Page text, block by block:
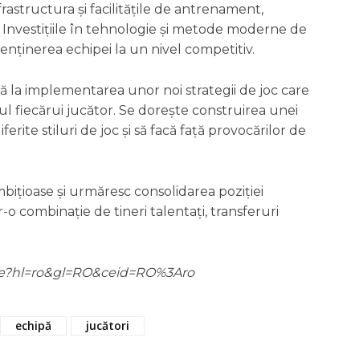
și facilitățile de antrenament,
în tehnologie și metode moderne de
echipei la un nivel competitiv.
implementarea unor noi strategii de joc care
fiecărui jucător. Se dorește construirea unei
stiluri de joc și să facă față provocărilor de
și urmăresc consolidarea poziției
combinație de tineri talentați, transferuri
echipă jucători